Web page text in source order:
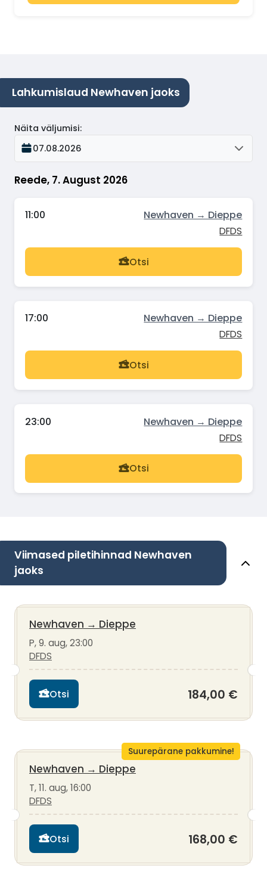
Lahkumislaud Newhaven jaoks
Reede, 7. August 2026
Näita väljumisi:
07.08.2026
11:00 Newhaven → Dieppe
DFDS
Otsi
17:00 Newhaven → Dieppe
DFDS
Otsi
23:00 Newhaven → Dieppe
DFDS
Otsi
Viimased piletihinnad Newhaven
jaoks
Newhaven → Dieppe
P, 9. aug, 23:00
DFDS
Otsi 184,00 €
Suurepärane pakkumine!
Newhaven → Dieppe
T, 11. aug, 16:00
DFDS
Otsi 168,00 €